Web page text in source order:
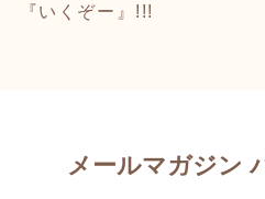
『いくぞー』!!!
メールマガジン